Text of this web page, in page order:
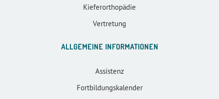
Kieferorthopädie
Vertretung
ALLGEMEINE INFORMATIONEN
Assistenz
Fortbildungskalender